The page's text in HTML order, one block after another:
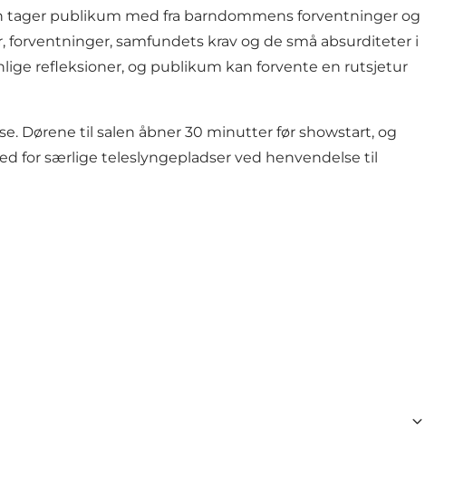
publikum med fra barndommens forventninger og
samfundets krav og de små absurditeter i
refleksioner, og publikum kan forvente en rutsjetur
Dørene til salen åbner 30 minutter før showstart, og
for særlige teleslyngepladser ved henvendelse til